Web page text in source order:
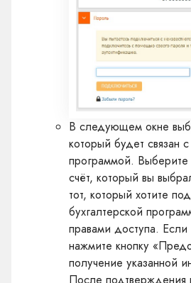
В следующем окне
который будет связан
программой. Выберите
счёт, который вы
тот, который хотите
бухгалтерской
правами доступа.
нажмите кнопку
получение указанной
После подтверждения